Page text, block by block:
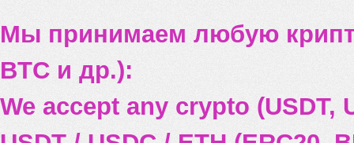
Мы принимаем любую
BTC и др.):
We accept any crypto (USDT,